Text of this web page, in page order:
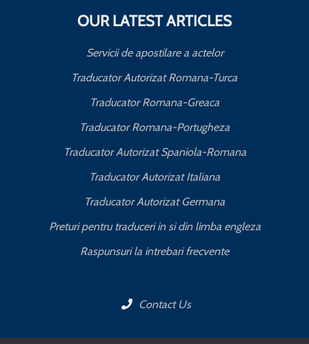
OUR LATEST ARTICLES
Servicii de apostilare a actelor
Traducator Autorizat Romana-Turca
Traducator Romana-Greaca
Traducator Romana-Portugheza
Traducator Autorizat Spaniola-Romana
Traducator Autorizat Italiana
Traducator Autorizat Germana
Preturi pentru traduceri in si din limba engleza
Raspunsuri la intrebari frecvente
Contact Us